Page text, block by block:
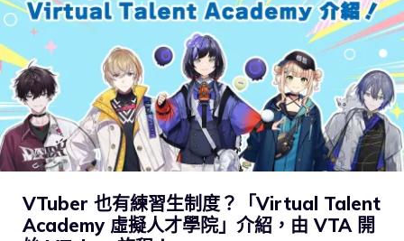
VTuber 也有練習生制度？「Virtual Talent
Academy 虛擬人才學院」介紹，由 VTA 開